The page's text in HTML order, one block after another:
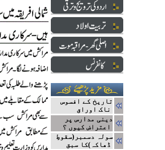
تاریخ کے افسوس
ناک اوراق
دینی مدارس پر
اعتراض کیوں ؟
سولہ دسمبر(سقوطِ
ڈھاکہ)کا سبق